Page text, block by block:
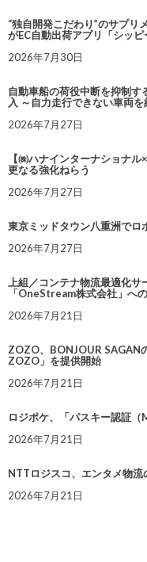
“独自開発こだわり”のサプリ
がEC自動出荷アプリ「シッ
2026年7月30日
自動車船の荷役中断を抑制
入 ～自力走行できない車両
2026年7月27日
【㈱ハナインターナショナ
更なる強化ねらう
2026年7月27日
東京ミッドタウン八重洲でロ
2026年7月27日
上組／コンテナ物流最適化サ
「OneStream株式会社」へ
2026年7月21日
ZOZO、BONJOUR SAGAN
ZOZO」を提供開始
2026年7月21日
ロジポケ、「パスキー認証（
2026年7月21日
NTTロジスコ、エンタメ物
2026年7月21日